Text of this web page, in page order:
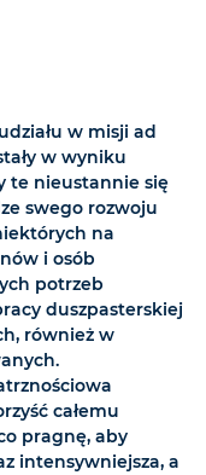
w misji ad
w wyniku
te nieustannie się
swego rozwoju
na
i osób
potrzeb
duszpasterskiej
również w
całemu
pragnę, aby
intensywniejsza, a